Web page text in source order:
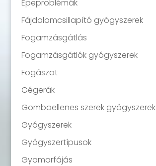
Epeproblémák
Fájdalomcsillapító gyógyszerek
Fogamzásgátlás
Fogamzásgátlók gyógyszerek
Fogászat
Gégerák
Gombaellenes szerek gyógyszerek
Gyógyszerek
Gyógyszertípusok
Gyomorfájás